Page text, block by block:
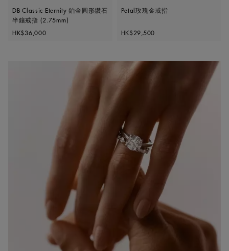
DB Classic Eternity 鉑金圓形鑽石
半鑲戒指 (2.75mm)
Original price
HK$36,000
Petal玫瑰金戒指
Original price
HK$29,500